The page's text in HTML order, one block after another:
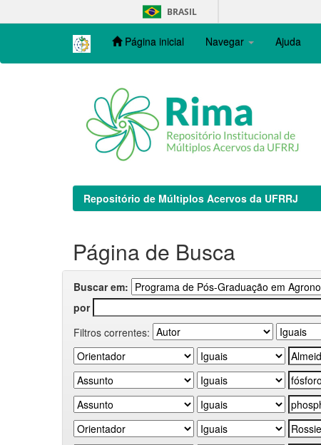
navigation
BRASIL
Página inicial Navegar Ajuda
Repositório de Múltiplos Acervos da UFRRJ
Página de Busca
Buscar em:
por
Filtros correntes: